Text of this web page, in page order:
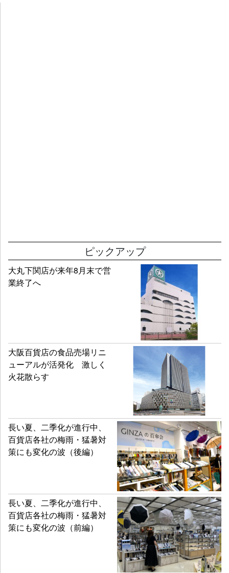
ピックアップ
大丸下関店が来年8月末で営
業終了へ
大阪百貨店の食品売場リニ
ューアルが活発化 激しく
火花散らす
長い夏、二季化が進行中、
百貨店各社の梅雨・猛暑対
策にも変化の波（後編）
長い夏、二季化が進行中、
百貨店各社の梅雨・猛暑対
策にも変化の波（前編）